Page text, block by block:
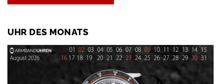
UHR DES MONATS